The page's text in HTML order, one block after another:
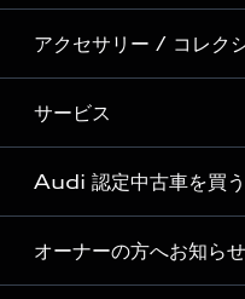
Audi Sport
Formula 1®
デジタルサービス
新車在庫検索
試乗車・展示車検索
見積り依頼
試乗予約
モデル一覧
特別仕様モデル / 限定モデル
e-tronラインアップ
価格シミュレーション
車両比較
アクセサリー / コレク
純正アクセサリー
オンラインショップ
Audi collection
アウディナビアプリ
サービス
サービス入庫予約
サービスプログラム
メンテナンス
Audi 認定中古車を買う
Audi認定中古車
オーナーの方へお知らせ